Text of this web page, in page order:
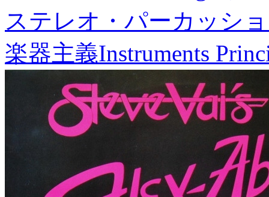
ステレオ・パーカッシ
楽器主義Instruments